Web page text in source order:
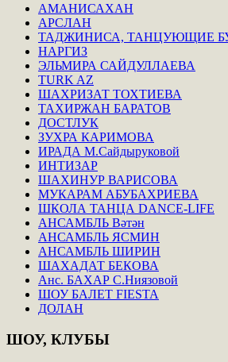
АМАНИСАХАН
АРСЛАН
ТАДЖИНИСА, ТАНЦУЮЩИЕ
НАРГИЗ
ЭЛЬМИРА САЙДУЛЛАЕВА
TURK AZ
ШАХРИЗАТ ТОХТИЕВА
ТАХИРЖАН БАРАТОВ
ДОСТЛУК
ЗУХРА КАРИМОВА
ИРАДА М.Сайдыруковой
ИНТИЗАР
ШАХИНУР ВАРИСОВА
МУКАРАМ АБУБАХРИЕВА
ШКОЛА ТАНЦА DANCE-LIFE
АНСАМБЛЬ Вәтән
АНСАМБЛЬ ЯСМИН
АНСАМБЛЬ ШИРИН
ШАХАДАТ БЕКОВА
Анс. БАХАР С.Ниязовой
ШОУ БАЛЕТ FIESTA
ДОЛАН
ШОУ, КЛУБЫ